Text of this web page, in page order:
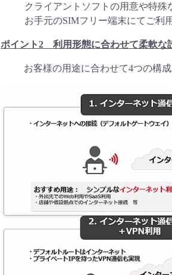
クライアントソフトの用意や特殊
お手元のSIMフリー端末にてご利
ポイント2 利用形態に合わせて柔軟な
お客様の用途に合わせて4つの構